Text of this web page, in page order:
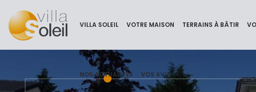
VILLA SOLEIL VOTRE MAISON TERRAINS À BÂTIR
NOS ACTUALITÉS VOS AVIS